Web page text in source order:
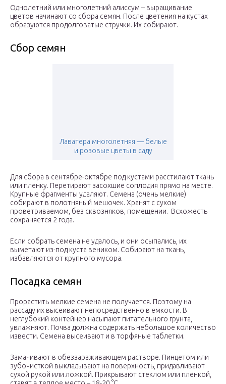
Однолетний или многолетний алиссум – выращивание
цветов начинают со сбора семян. После цветения на кустах
образуются продолговатые стручки. Их собирают.
Сбор семян
Лаватера многолетняя — белые
и розовые цветы в саду
Для сбора в сентябре-октябре под кустами расстилают ткань
или пленку. Перетирают засохшие соплодия прямо на месте.
Крупные фрагменты удаляют. Семена (очень мелкие)
собирают в полотняный мешочек. Хранят с сухом
проветриваемом, без сквозняков, помещении. Всхожесть
сохраняется 2 года.
Если собрать семена не удалось, и они осыпались, их
выметают из-под куста веником. Собирают на ткань,
избавляются от крупного мусора.
Посадка семян
Прорастить мелкие семена не получается. Поэтому на
рассаду их высеивают непосредственно в емкости. В
неглубокий контейнер насыпают питательного грунта,
увлажняют. Почва должна содержать небольшое количество
извести. Семена высеивают и в торфяные таблетки.
Замачивают в обеззараживающем растворе. Пинцетом или
зубочисткой выкладывают на поверхность, придавливают
сухой рукой или ложкой. Прикрывают стеклом или пленкой,